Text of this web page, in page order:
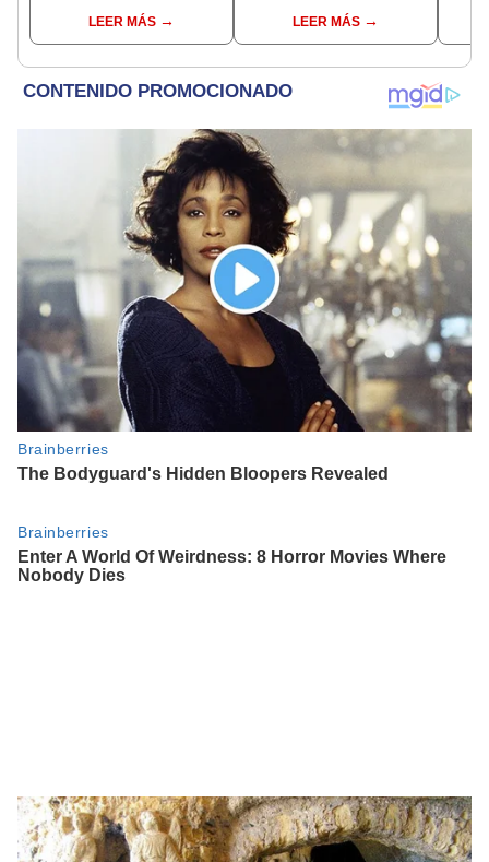
relación clandestina
con Naldy Saldaña:
LEER MÁS
denunciarlo por
tocamientos: “Me
LEER MÁS